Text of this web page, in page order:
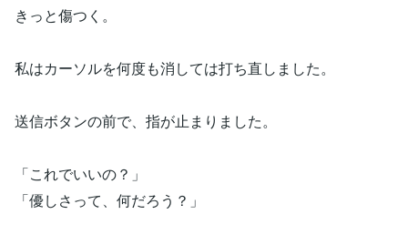
きっと傷つく。
私はカーソルを何度も消しては打ち直しました。
送信ボタンの前で、指が止まりました。
「これでいいの？」
「優しさって、何だろう？」